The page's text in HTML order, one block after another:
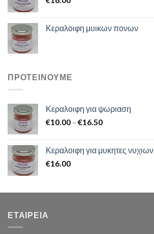
Κεραλοιφη μυικων πονων
ΠΡΟΤΕΙΝΟΥΜΕ
Κεραλοιφη για ψωριαση
€10.00 – €16.50
Κεραλοιφη για μυκητες νυχιων
€16.00
ΕΤΑΙΡΕΙΑ